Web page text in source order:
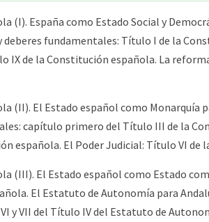
(I). España como Estado Social y
deberes fundamentales: Título I de la
IX de la Constitución española. La
(II). El Estado español como Monarquía
capítulo primero del Título III de la
española. El Poder Judicial: Título VI de
(III). El Estado español como Estado
El Estatuto de Autonomía para
y VII del Título IV del Estatuto de